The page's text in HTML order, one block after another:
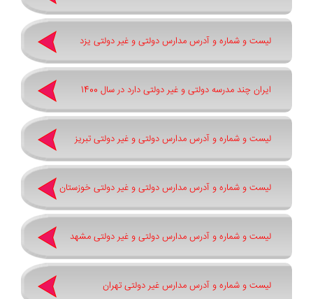
لیست و شماره و آدرس مدارس دولتی و غیر دولتی یزد
ایران چند مدرسه دولتی و غیر دولتی دارد در سال 1400
لیست و شماره و آدرس مدارس دولتی و غیر دولتی تبریز
لیست و شماره و آدرس مدارس دولتی و غیر دولتی خوزستان
لیست و شماره و آدرس مدارس دولتی و غیر دولتی مشهد
لیست و شماره و آدرس مدارس غیر دولتی تهران